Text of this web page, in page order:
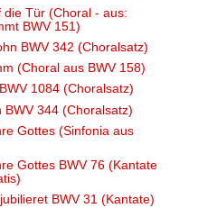
die Tür (Choral - aus:
BWV 151)
BWV 342 (Choralsatz)
(Choral aus BWV 158)
1084 (Choralsatz)
344 (Choralsatz)
Gottes (Sinfonia aus
Gottes BWV 76 (Kantate
BWV 31 (Kantate)